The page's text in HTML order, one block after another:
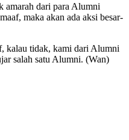
dari para Alumni
maka akan ada aksi besar-
kalau tidak, kami dari Alumni
salah satu Alumni. (Wan)